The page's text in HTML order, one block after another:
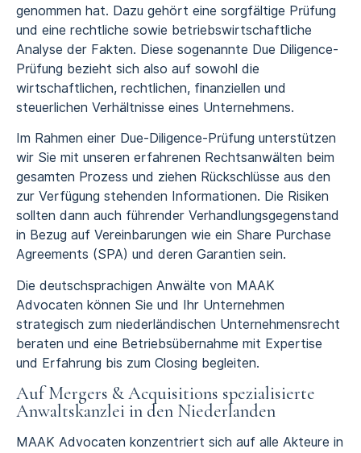
genommen hat. Dazu gehört eine sorgfältige Prüfung
und eine rechtliche sowie betriebswirtschaftliche
Analyse der Fakten. Diese sogenannte Due Diligence-
Prüfung bezieht sich also auf sowohl die
wirtschaftlichen, rechtlichen, finanziellen und
steuerlichen Verhältnisse eines Unternehmens.
Im Rahmen einer Due-Diligence-Prüfung unterstützen
wir Sie mit unseren erfahrenen Rechtsanwälten beim
gesamten Prozess und ziehen Rückschlüsse aus den
zur Verfügung stehenden Informationen. Die Risiken
sollten dann auch führender Verhandlungsgegenstand
in Bezug auf Vereinbarungen wie ein Share Purchase
Agreements (SPA) und deren Garantien sein.
Die deutschsprachigen Anwälte von MAAK
Advocaten können Sie und Ihr Unternehmen
strategisch zum niederländischen Unternehmensrecht
beraten und eine Betriebsübernahme mit Expertise
und Erfahrung bis zum Closing begleiten.
Auf Mergers & Acquisitions spezialisierte
Anwaltskanzlei in den Niederlanden
MAAK Advocaten konzentriert sich auf alle Akteure in